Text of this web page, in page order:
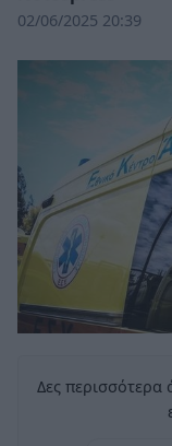
02/06/2025 20:39
Δες